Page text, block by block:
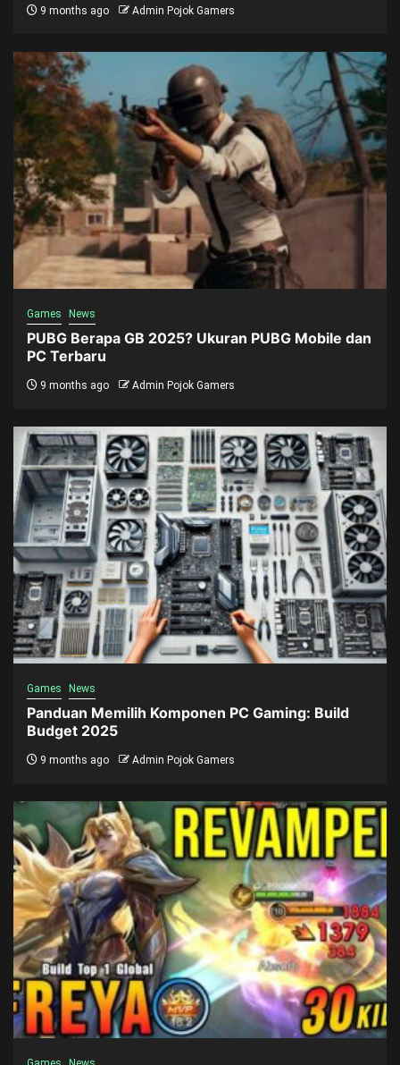
9 months ago Admin Pojok Gamers
Games News
PUBG Berapa GB 2025? Ukuran PUBG Mobile dan
PC Terbaru
9 months ago Admin Pojok Gamers
Games News
Panduan Memilih Komponen PC Gaming: Build
Budget 2025
9 months ago Admin Pojok Gamers